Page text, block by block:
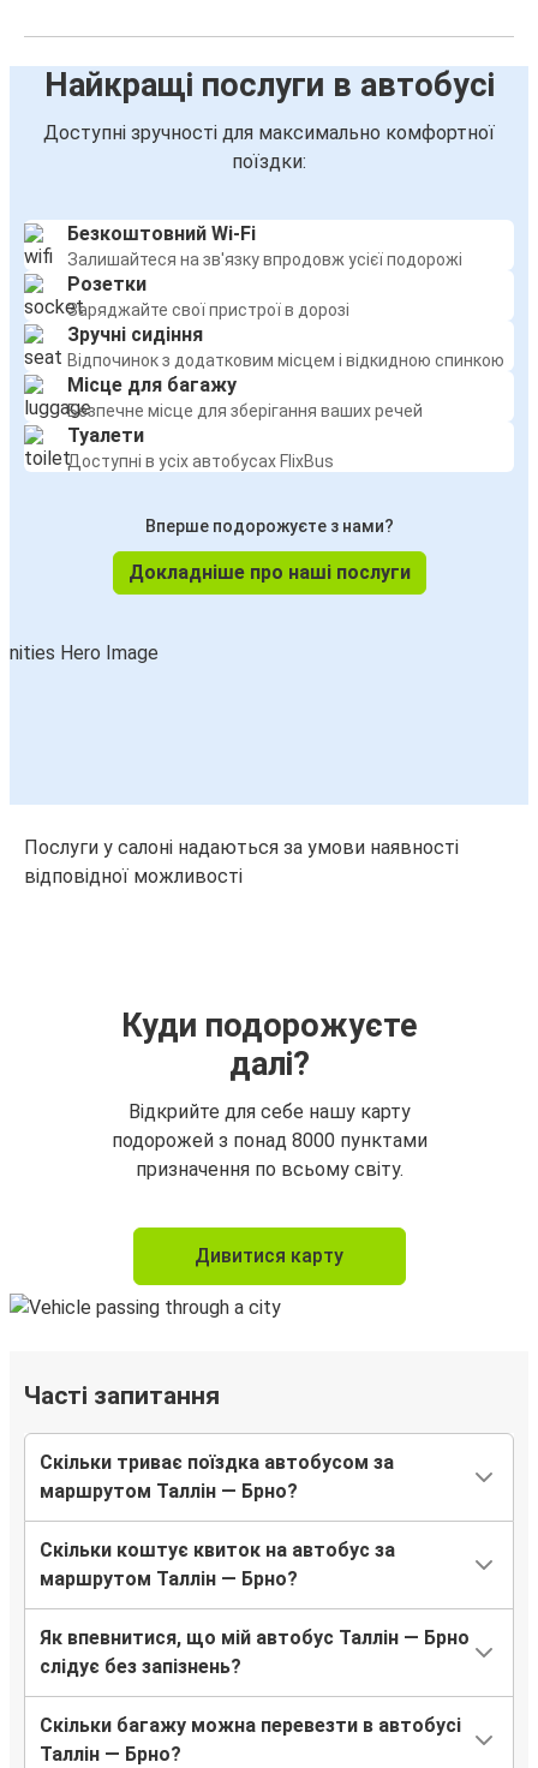
Найкращі послуги в автобусі
Доступні зручності для максимально комфортної
поїздки:
Безкоштовний Wi-Fi
Залишайтеся на зв'язку впродовж усієї подорожі
Розетки
Заряджайте свої пристрої в дорозі
Зручні сидіння
Відпочинок з додатковим місцем і відкидною спинкою
Місце для багажу
Безпечне місце для зберігання ваших речей
Туалети
Доступні в усіх автобусах FlixBus
Вперше подорожуєте з нами?
Докладніше про наші послуги
Послуги у салоні надаються за умови наявності
відповідної можливості
Куди подорожуєте
далі?
Відкрийте для себе нашу карту
подорожей з понад 8000 пунктами
призначення по всьому світу.
Дивитися карту
Часті запитання
Скільки триває поїздка автобусом за
маршрутом Таллін — Брно?
Скільки коштує квиток на автобус за
маршрутом Таллін — Брно?
Як впевнитися, що мій автобус Таллін — Брно
слідує без запізнень?
Скільки багажу можна перевезти в автобусі
Таллін — Брно?